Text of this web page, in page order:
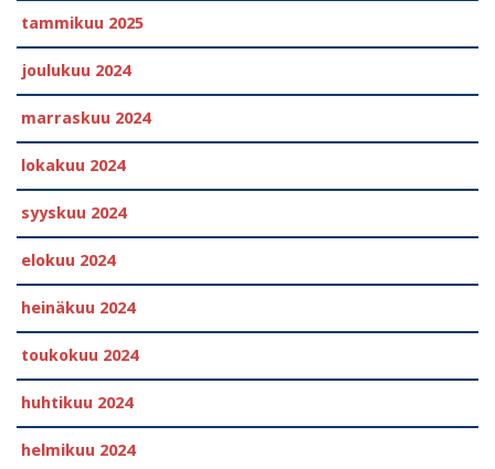
tammikuu 2025
joulukuu 2024
marraskuu 2024
lokakuu 2024
syyskuu 2024
elokuu 2024
heinäkuu 2024
toukokuu 2024
huhtikuu 2024
helmikuu 2024